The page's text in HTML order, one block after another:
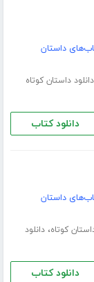
داستان
دانلود داستان کوتاه
دانلود کتاب
داستان
کوتاه،دانلود
دانلود کتاب